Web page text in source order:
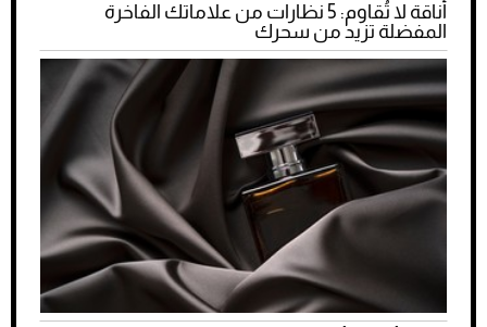
أناقة لا تُقاوم: 5 نظارات من علاماتك الفاخرة
المفضلة تزيد من سحرك